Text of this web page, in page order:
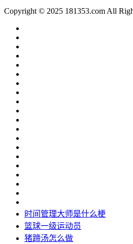
Copyright © 2025 181353.com All
时间管理大师是什么梗
篮球一级运动员
猪蹄汤怎么做